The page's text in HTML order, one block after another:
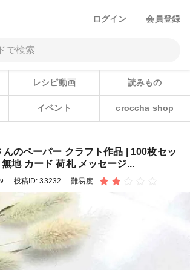
ログイン 会員登録
レシピ動画 読みもの
イベント croccha shop
のペーパー クラフト作品 | 100枚セッ
無地 カード 荷札 メッセージ...
投稿ID:33232 難易度